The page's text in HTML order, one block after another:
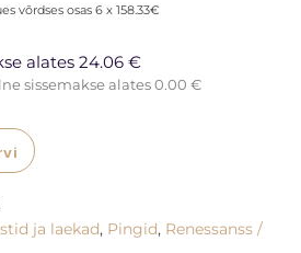
võrdses osas 6 x 158.33€
alates 24.06 €
sissemakse alates 0.00 €
ja laekad, Pingid, Renessanss /